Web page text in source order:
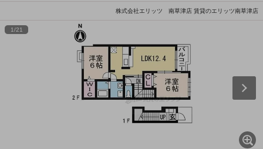
株式会社エリッツ 南草津店 賃貸のエリッツ南草津店
1/21